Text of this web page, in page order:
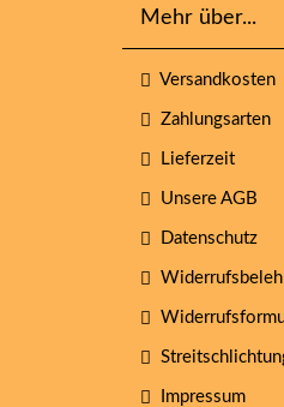
Mehr über...
Versandkosten
Zahlungsarten
Lieferzeit
Unsere AGB
Datenschutz
Impressum